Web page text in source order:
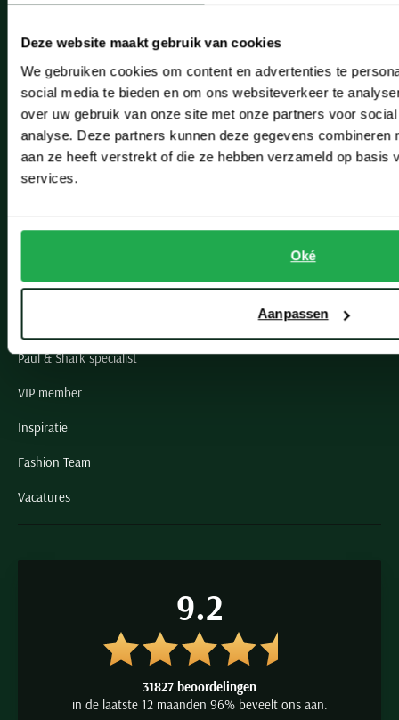
Deze website maakt gebruik van cookies
We gebruiken cookies om content en advertenties te
social media te bieden en om ons websiteverkeer te
over uw gebruik van onze site met onze partners voor
analyse. Deze partners kunnen deze gegevens combineren
aan ze heeft verstrekt of die ze hebben verzameld op basis
services.
Oké
Aanpassen
Leiderdorp
Lisse
Noordwijk
Openingstijden winkels
Schulte Herenmode
Paul & Shark specialist
VIP member
Inspiratie
Fashion Team
Vacatures
9.2
31827 beoordelingen
in de laatste 12 maanden 96% beveelt ons aan.